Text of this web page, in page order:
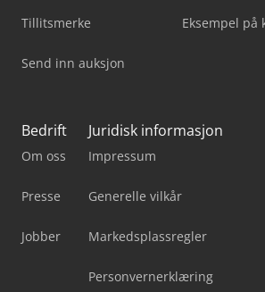
Tillitsmerke
Send inn auksjon
Eksempel på
Bedrift
Om oss
Presse
Jobber
Juridisk informasjon
Impressum
Generelle vilkår
Markedsplassregler
Personvernerklæring